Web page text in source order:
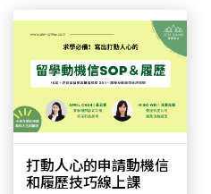
打動人心的申請動機信
和履歷技巧線上課